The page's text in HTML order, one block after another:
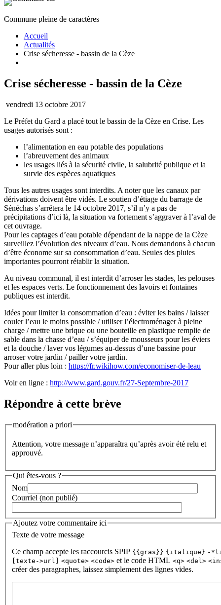
Commune pleine de caractères
Accueil
Actualités
Crise sécheresse - bassin de la Cèze
Crise sécheresse - bassin de la Cèze
vendredi 13 octobre 2017
Le Préfet du Gard a placé tout le bassin de la Cèze en Crise. Les
usages autorisés sont :
l’alimentation en eau potable des populations
l’abreuvement des animaux
les usages liés à la sécurité civile, la salubrité publique et la
survie des espèces aquatiques
Tous les autres usages sont interdits. A noter que les canaux par
dérivations doivent être vidés. Le soutien d’étiage du barrage de
Sénéchas s’arrêtera le 14 octobre 2017, s’il n’y a pas de
précipitations d’ici là, la situation va fortement s’aggraver à l’aval de
cet ouvrage.
Pour les captages d’eau potable dépendant de la nappe de la Cèze
surveillez l’évolution des niveaux d’eau. Nous demandons à chacun
d’être économe sur sa consommation d’eau. Seules des pluies
importantes pourront rétablir la situation.
Au niveau communal, il est interdit d’arroser les stades, les pelouses
et les espaces verts. Le fonctionnement des lavoirs et fontaines
publiques est interdit.
Idées pour limiter la consommation d’eau : éviter les bains / laisser
couler l’eau le moins possible / utiliser l’électroménager à pleine
charge / mettre une brique ou une bouteille en plastique remplie de
sable dans la chasse d’eau / s’équiper de mousseurs pour les éviers
et la douche / laver vos légumes au-dessus d’une bassine pour
arroser votre jardin / pailler votre jardin.
Pour aller plus loin : https://fr.wikihow.com/economiser-de-leau
Voir en ligne : http://www.gard.gouv.fr/27-Septembre-2017
Répondre à cette brève
modération a priori
Attention, votre message n’apparaîtra qu’après avoir été relu et
approuvé.
Qui êtes-vous ?
Nom
Courriel (non publié)
Ajoutez votre commentaire ici
Texte de votre message
Ce champ accepte les raccourcis SPIP {{gras}} {italique} -
[texte->url] <quote> <code> et le code HTML <q> <del>
créer des paragraphes, laissez simplement des lignes vides.